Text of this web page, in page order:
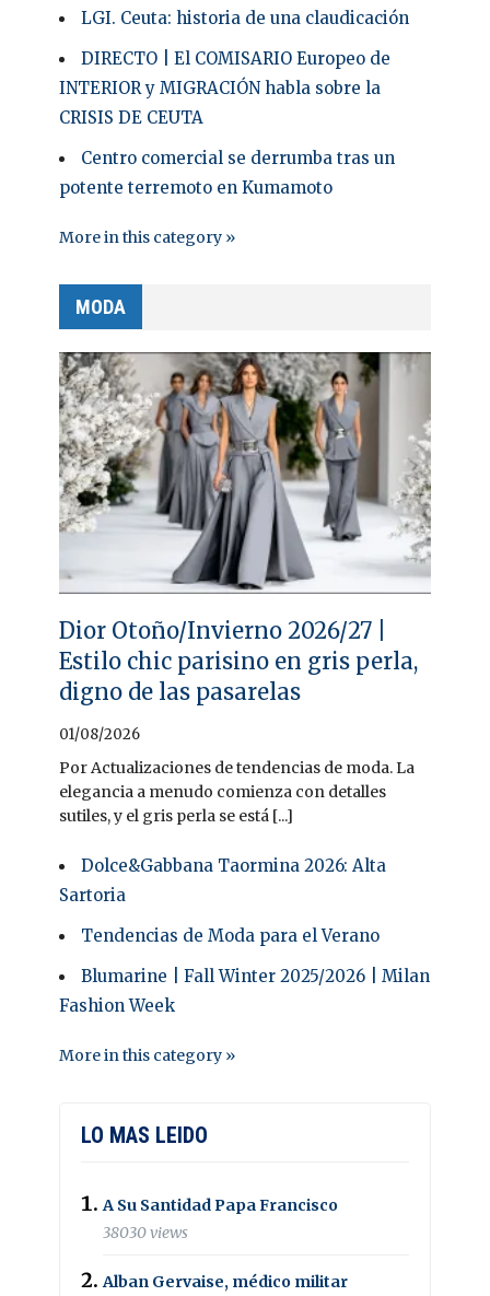
LGI. Ceuta: historia de una claudicación
DIRECTO | El COMISARIO Europeo de
INTERIOR y MIGRACIÓN habla sobre la
CRISIS DE CEUTA
Centro comercial se derrumba tras un
potente terremoto en Kumamoto
More in this category »
MODA
Dior Otoño/Invierno 2026/27 |
Estilo chic parisino en gris perla,
digno de las pasarelas
01/08/2026
Por Actualizaciones de tendencias de moda. La
elegancia a menudo comienza con detalles
sutiles, y el gris perla se está [...]
Dolce&Gabbana Taormina 2026: Alta
Sartoria
Tendencias de Moda para el Verano
Blumarine | Fall Winter 2025/2026 | Milan
Fashion Week
More in this category »
LO MAS LEIDO
A Su Santidad Papa Francisco
38030 views
Alban Gervaise, médico militar